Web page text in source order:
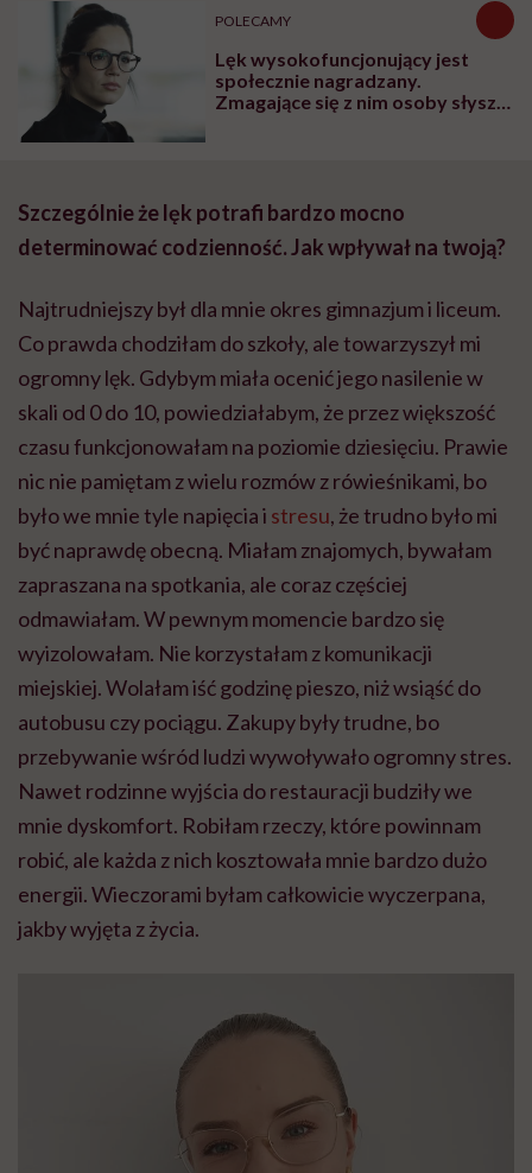
POLECAMY
Lęk wysokofuncjonujący jest
społecznie nagradzany.
Zmagające się z nim osoby słyszą:
Szczególnie że lęk potrafi bardzo mocno
determinować codzienność. Jak wpływał na twoją?
Najtrudniejszy był dla mnie okres gimnazjum i liceum.
Co prawda chodziłam do szkoły, ale towarzyszył mi
ogromny lęk. Gdybym miała ocenić jego nasilenie w
skali od 0 do 10, powiedziałabym, że przez większość
czasu funkcjonowałam na poziomie dziesięciu. Prawie
nic nie pamiętam z wielu rozmów z rówieśnikami, bo
było we mnie tyle napięcia i stresu, że trudno było mi
być naprawdę obecną. Miałam znajomych, bywałam
zapraszana na spotkania, ale coraz częściej
odmawiałam. W pewnym momencie bardzo się
wyizolowałam. Nie korzystałam z komunikacji
miejskiej. Wolałam iść godzinę pieszo, niż wsiąść do
autobusu czy pociągu. Zakupy były trudne, bo
przebywanie wśród ludzi wywoływało ogromny stres.
Nawet rodzinne wyjścia do restauracji budziły we
mnie dyskomfort. Robiłam rzeczy, które powinnam
robić, ale każda z nich kosztowała mnie bardzo dużo
energii. Wieczorami byłam całkowicie wyczerpana,
jakby wyjęta z życia.